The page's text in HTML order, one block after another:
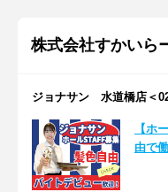
株式会社すかいら
ジョナサン 水道橋店＜
【ホ
由で